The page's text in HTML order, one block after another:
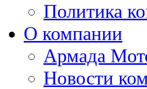
Политика
О компании
Армада
Новости